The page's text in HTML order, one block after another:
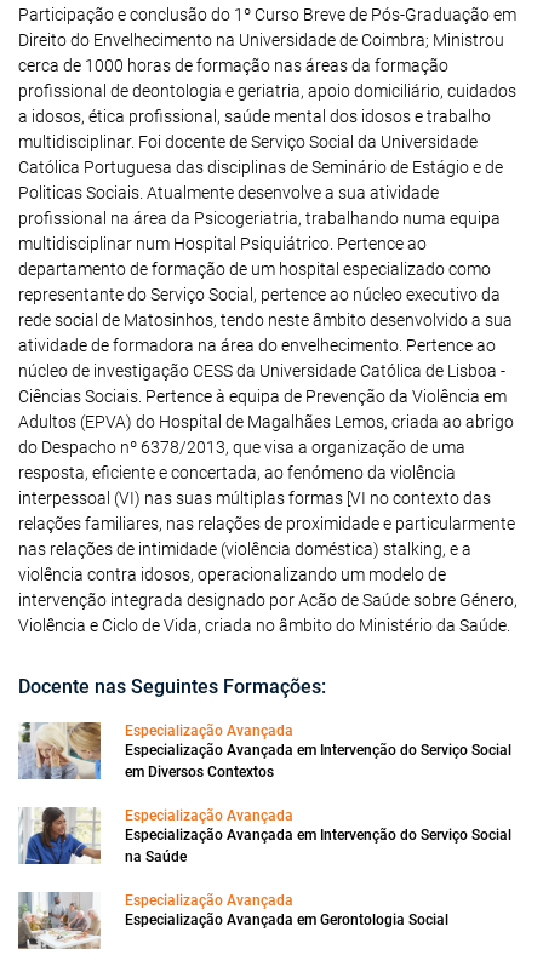
Participação e conclusão do 1º Curso Breve de Pós-Graduação em
Direito do Envelhecimento na Universidade de Coimbra; Ministrou
cerca de 1000 horas de formação nas áreas da formação
profissional de deontologia e geriatria, apoio domiciliário, cuidados
a idosos, ética profissional, saúde mental dos idosos e trabalho
multidisciplinar. Foi docente de Serviço Social da Universidade
Católica Portuguesa das disciplinas de Seminário de Estágio e de
Politicas Sociais. Atualmente desenvolve a sua atividade
profissional na área da Psicogeriatria, trabalhando numa equipa
multidisciplinar num Hospital Psiquiátrico. Pertence ao
departamento de formação de um hospital especializado como
representante do Serviço Social, pertence ao núcleo executivo da
rede social de Matosinhos, tendo neste âmbito desenvolvido a sua
atividade de formadora na área do envelhecimento. Pertence ao
núcleo de investigação CESS da Universidade Católica de Lisboa -
Ciências Sociais. Pertence à equipa de Prevenção da Violência em
Adultos (EPVA) do Hospital de Magalhães Lemos, criada ao abrigo
do Despacho nº 6378/2013, que visa a organização de uma
resposta, eficiente e concertada, ao fenómeno da violência
interpessoal (VI) nas suas múltiplas formas [VI no contexto das
relações familiares, nas relações de proximidade e particularmente
nas relações de intimidade (violência doméstica) stalking, e a
violência contra idosos, operacionalizando um modelo de
intervenção integrada designado por Acão de Saúde sobre Género,
Violência e Ciclo de Vida, criada no âmbito do Ministério da Saúde.
Docente nas Seguintes Formações:
Especialização Avançada
Especialização Avançada em Intervenção do Serviço Social
em Diversos Contextos
Especialização Avançada
Especialização Avançada em Intervenção do Serviço Social
na Saúde
Especialização Avançada
Especialização Avançada em Gerontologia Social